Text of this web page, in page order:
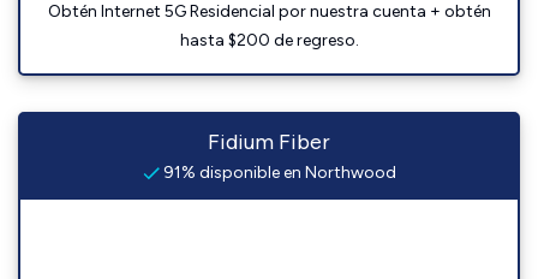
Obtén Internet 5G Residencial por nuestra cuenta + obtén
hasta $200 de regreso.
Fidium Fiber
91% disponible en Northwood